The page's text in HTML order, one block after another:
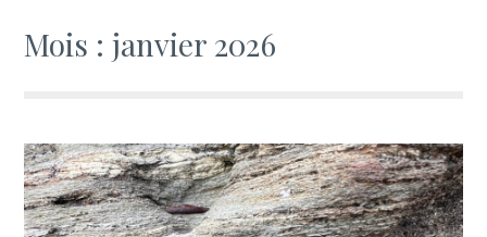
Mois :janvier 2026